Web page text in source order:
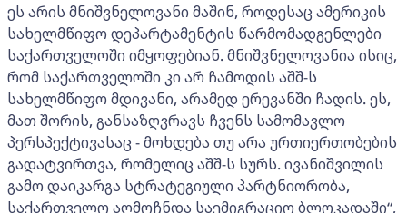
ეს არის მნიშვნელოვანი მაშინ, როდესაც ამერიკის
სახელმწიფო დეპარტამენტის წარმომადგენლები
საქართველოში იმყოფებიან. მნიშვნელოვანია ისიც,
რომ საქართველოში კი არ ჩამოდის აშშ-ს
სახელმწიფო მდივანი, არამედ ერევანში ჩადის. ეს,
მათ შორის, განსაზღვრავს ჩვენს სამომავლო
პერსპექტივასაც - მოხდება თუ არა ურთიერთობების
გადატვირთვა, რომელიც აშშ-ს სურს. ივანიშვილის
გამო დაიკარგა სტრატეგიული პარტნიორობა,
საქართველო აღმოჩნდა საემიგრაციო ბლოკადაში“,